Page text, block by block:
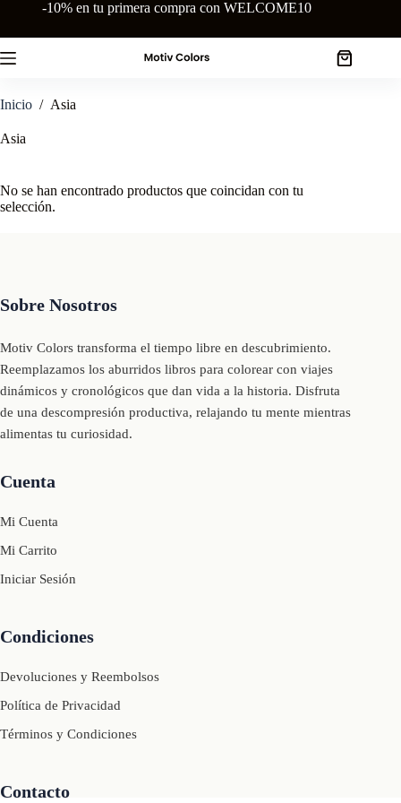
contenido
-10% en tu primera compra con WELCOME10
Carro
Inicio / Asia
Asia
No se han encontrado productos que coincidan con tu
selección.
Sobre Nosotros
Motiv Colors transforma el tiempo libre en descubrimiento.
Reemplazamos los aburridos libros para colorear con viajes
dinámicos y cronológicos que dan vida a la historia. Disfruta
de una descompresión productiva, relajando tu mente mientras
alimentas tu curiosidad.
Cuenta
Mi Cuenta
Mi Carrito
Iniciar Sesión
Condiciones
Devoluciones y Reembolsos
Política de Privacidad
Términos y Condiciones
Contacto